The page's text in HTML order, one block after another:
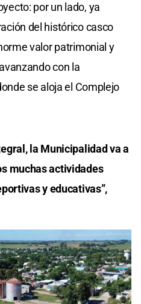
por un lado, ya
del histórico casco
valor patrimonial y
con la
se aloja el Complejo
la Municipalidad va a
muchas actividades
y educativas”,